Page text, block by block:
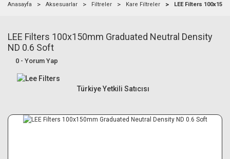
Canon R6 Mark III Bundle Setler
Alışverişe
Anasayfa Aksesuarlar Filtreler Kare Filtreler LEE Filters
LEE Filters 100x150mm Graduated Neutral Density
ND 0.6 Soft
0 - Yorum Yap
Türkiye Yetkili Satıcısı